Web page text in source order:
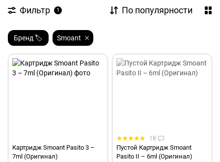
Фильтр 1 По популярности
Бренд 🏷️ Smoant
Картридж Smoant Pasito 3 –
7ml (Оригинал)
18
Пустой Картридж Smoant
Pasito II – 6ml (Оригинал)